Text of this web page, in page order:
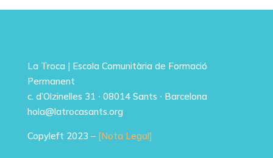
La Troca | Escola Comunitària de Formació
Permanent
c. d’Olzinelles 31 ∙ 08014 Sants ∙ Barcelona
hola@latrocasants.org
Copyleft 2023 – [Nota Legal]